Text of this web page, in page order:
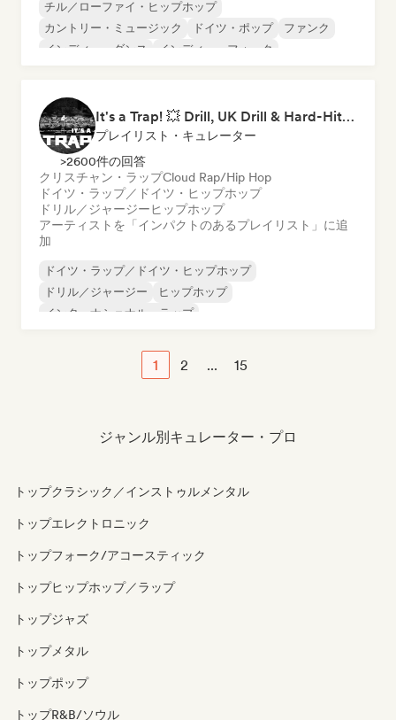
チル／ローファイ・ヒップホップ
カントリー・ミュージック
ドイツ・ポップ
ファンク
インディー・ダンス
インディー・フォーク
It's a Trap! 💥 Drill, UK Drill & Hard-Hitting Trap
プレイリスト・キュレーター
>2600件の回答
クリスチャン・ラップCloud Rap/Hip Hop
ドイツ・ラップ／ドイツ・ヒップホップ
ドリル／ジャージーヒップホップ
アーティストを「インパクトのあるプレイリスト」に追
加
ドイツ・ラップ／ドイツ・ヒップホップ
ドリル／ジャージー
ヒップホップ
インターナショナル・ラップ
ラップ／トラップイタリア語
1 2 ... 15
ジャンル別キュレーター・プロ
トップクラシック／インストゥルメンタル
トップエレクトロニック
トップフォーク/アコースティック
トップヒップホップ／ラップ
トップジャズ
トップメタル
トップポップ
トップR&B/ソウル